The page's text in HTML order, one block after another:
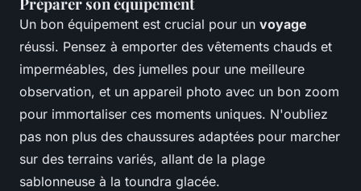
Un bon équipement est crucial pour un voyage
réussi. Pensez à emporter des vêtements chauds et
imperméables, des jumelles pour une meilleure
observation, et un appareil photo avec un bon zoom
pour immortaliser ces moments uniques. N'oubliez
pas non plus des chaussures adaptées pour marcher
sur des terrains variés, allant de la plage
sablonneuse à la toundra glacée.